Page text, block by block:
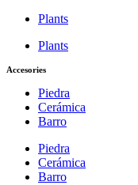
Plants
Plants
Accesories
Piedra
Cerámica
Barro
Piedra
Cerámica
Barro